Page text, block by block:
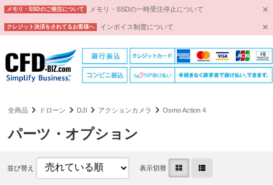
メモリ・SSDのご発注について メモリ・SSDの一時受注停止について
クレジット決済をされてるお客様へ インボイス制度について
全商品 ドローン DJI アクションカメラ Osmo Action 4
パーツ・オプション
並び替え 表示切替